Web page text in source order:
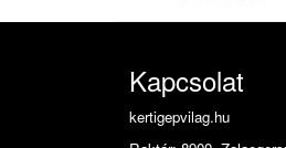
Kapcsolat
kertigepvilag.hu